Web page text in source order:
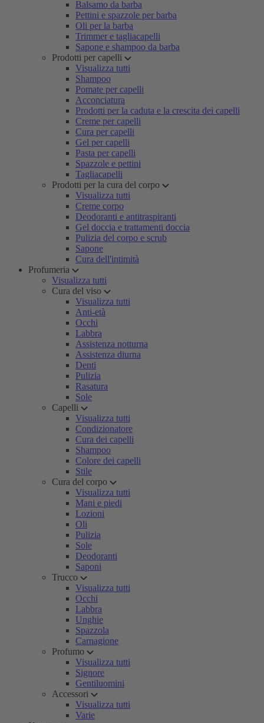
Balsamo da barba
Pettini e spazzole per barba
Oli per la barba
Trimmer e tagliacapelli
Sapone e shampoo da barba
Prodotti per capelli
Visualizza tutti
Shampoo
Pomate per capelli
Acconciatura
Prodotti per la caduta e la crescita dei capelli
Creme per capelli
Cura per capelli
Gel per capelli
Pasta per capelli
Spazzole e pettini
Tagliacapelli
Prodotti per la cura del corpo
Visualizza tutti
Creme corpo
Deodoranti e antitraspiranti
Gel doccia e trattamenti doccia
Pulizia del corpo e scrub
Sapone
Cura dell'intimità
Profumeria
Visualizza tutti
Cura del viso
Visualizza tutti
Anti-età
Occhi
Labbra
Assistenza notturna
Assistenza diurna
Denti
Pulizia
Rasatura
Sole
Capelli
Visualizza tutti
Condizionatore
Cura dei capelli
Shampoo
Colore dei capelli
Stile
Cura del corpo
Visualizza tutti
Mani e piedi
Lozioni
Oli
Pulizia
Sole
Deodoranti
Saponi
Trucco
Visualizza tutti
Occhi
Labbra
Unghie
Spazzola
Carnagione
Profumo
Visualizza tutti
Signore
Gentiluomini
Accessori
Visualizza tutti
Varie